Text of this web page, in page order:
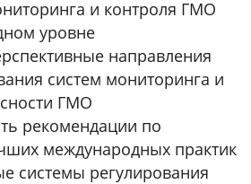
и контроля ГМО
уровне
направления
систем мониторинга и
ГМО
рекомендации по
международных практик
системы регулирования